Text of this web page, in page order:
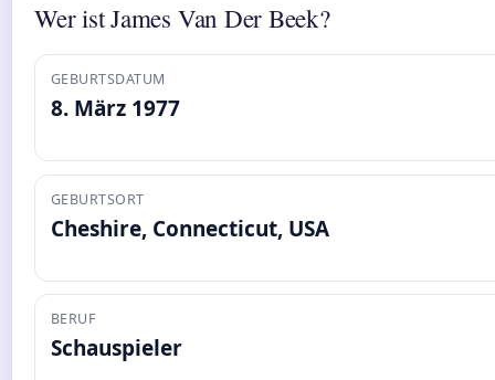
Wer ist James Van Der Beek?
GEBURTSDATUM
8. März 1977
GEBURTSORT
Cheshire, Connecticut, USA
BERUF
Schauspieler